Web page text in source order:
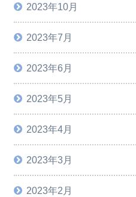
2023年10月
2023年7月
2023年6月
2023年5月
2023年4月
2023年3月
2023年2月